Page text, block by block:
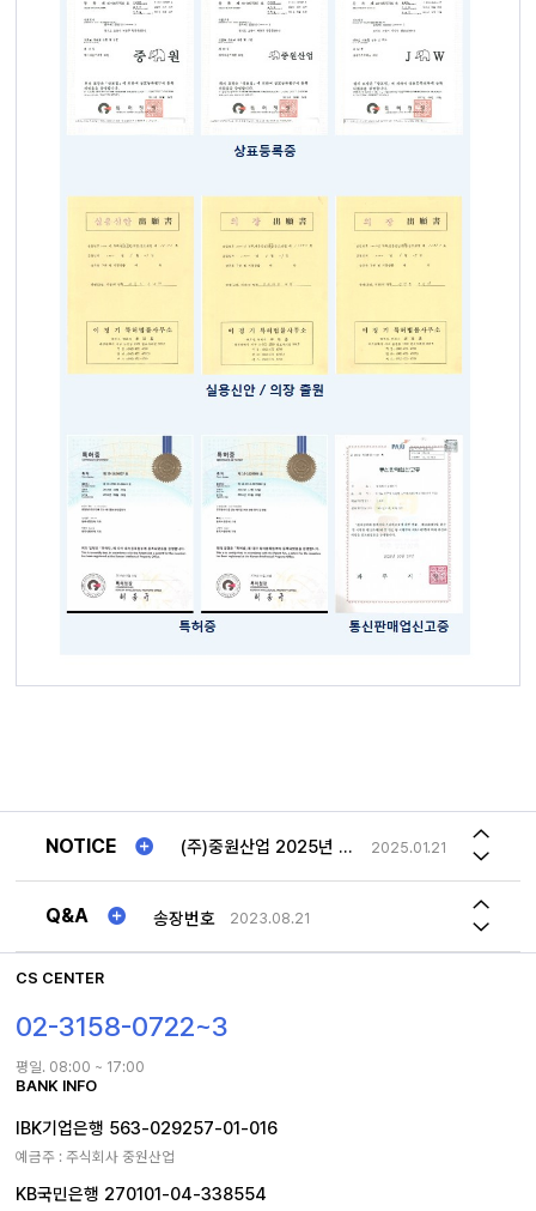
NOTICE (주)중원산업 2025년 "추석연휴"일정안내!! 2025.01.21
Q&A 송장번호 2023.08.21
CS CENTER
02-3158-0722~3
평일. 08:00 ~ 17:00
BANK INFO
IBK기업은행 563-029257-01-016
예금주 : 주식회사 중원산업
KB국민은행 270101-04-338554